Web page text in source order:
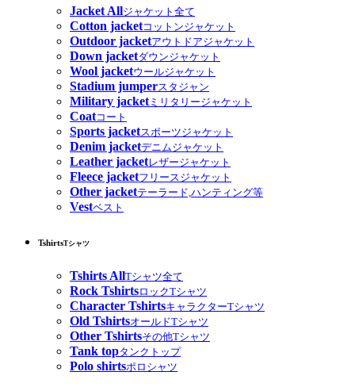
Jacket Allジャケット全て
Cotton jacketコットンジャケット
Outdoor jacketアウトドアジャケット
Down jacketダウンジャケット
Wool jacketウールジャケット
Stadium jumperスタジャン
Military jacketミリタリージャケット
Coatコート
Sports jacketスポーツジャケット
Denim jacketデニムジャケット
Leather jacketレザージャケット
Fleece jacketフリースジャケット
Other jacketテーラード,ハンティング等
Vestベスト
TshirtsTシャツ
Tshirts AllTシャツ全て
Rock TshirtsロックTシャツ
Character TshirtsキャラクターTシャツ
Old TshirtsオールドTシャツ
Other Tshirtsその他Tシャツ
Tank topタンクトップ
Polo shirtsポロシャツ